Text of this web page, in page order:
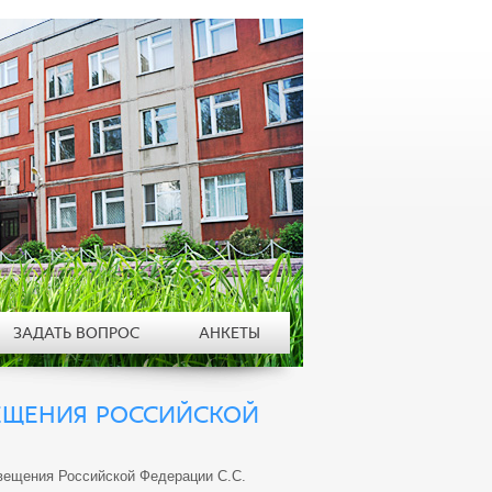
РОССИЙСКОЙ
Российской Федерации С.С.
ЗАДАТЬ ВОПРОС АНКЕТЫ